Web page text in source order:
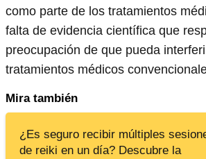
como parte de los tratamientos
falta de evidencia científica que
preocupación de que pueda
tratamientos médicos
Mira también
¿Es seguro recibir múltiples
de reiki en un día? Descubre la